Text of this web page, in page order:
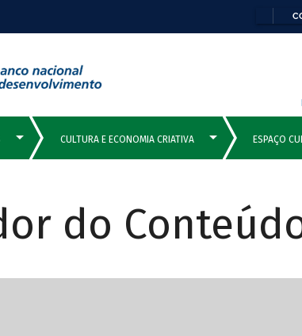
do
Principais